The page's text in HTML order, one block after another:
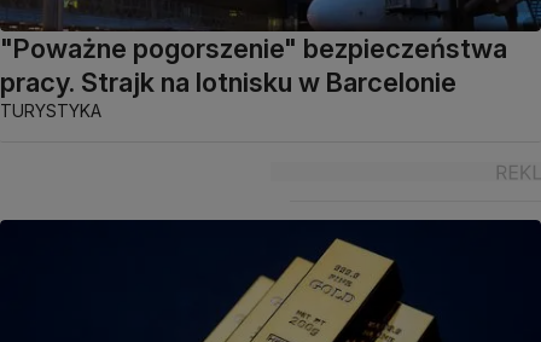
"Poważne pogorszenie" bezpieczeństwa
pracy. Strajk na lotnisku w Barcelonie
TURYSTYKA